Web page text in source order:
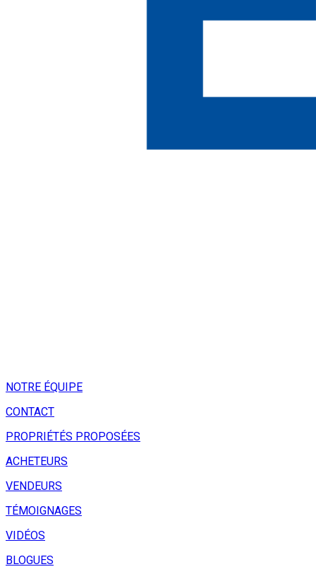
NOTRE ÉQUIPE
CONTACT
PROPRIÉTÉS PROPOSÉES
ACHETEURS
VENDEURS
TÉMOIGNAGES
VIDÉOS
BLOGUES